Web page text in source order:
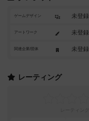
ゲームデザイン 未登録
アートワーク 未登録
関連企業/団体 未登録
レーティング